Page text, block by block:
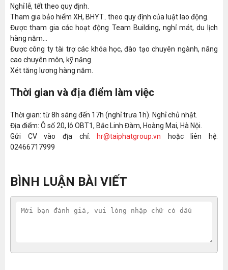
Nghỉ lễ, tết theo quy định.
Tham gia bảo hiểm XH, BHYT.. theo quy định của luật lao động.
Được tham gia các hoạt động Team Building, nghỉ mát, du lịch
hàng năm…
Được công ty tài trợ các khóa học, đào tạo chuyên ngành, nâng
cao chuyên môn, kỹ năng.
Xét tăng lương hàng năm.
Thời gian và địa điểm làm việc
Thời gian: từ 8h sáng đến 17h (nghỉ trưa 1h). Nghỉ chủ nhật.
Địa điểm: Ô số 20, lô OBT1, Bắc Linh Đàm, Hoàng Mai, Hà Nội.
Gửi CV vào địa chỉ:
hr@taiphatgroup.vn hoặc liên hệ:
02466717999
BÌNH LUẬN BÀI VIẾT